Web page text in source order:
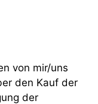
von mir/uns
den Kauf der
der